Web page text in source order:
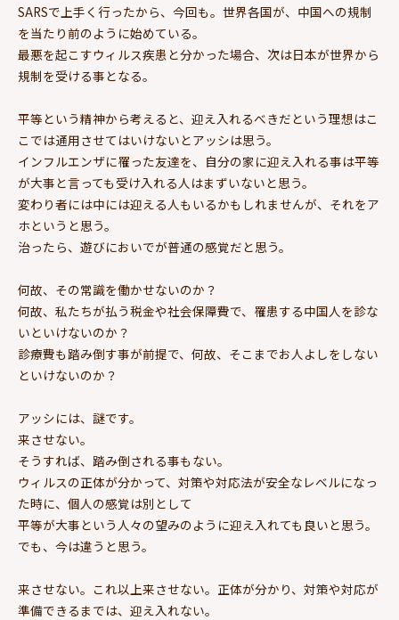
SARSで上手く行ったから、今回も。世界各国が、中国への規制
を当たり前のように始めている。
最悪を起こすウィルス疾患と分かった場合、次は日本が世界から
規制を受ける事となる。
平等という精神から考えると、迎え入れるべきだという理想はこ
こでは通用させてはいけないとアッシは思う。
インフルエンザに罹った友達を、自分の家に迎え入れる事は平等
が大事と言っても受け入れる人はまずいないと思う。
変わり者には中には迎える人もいるかもしれませんが、それをア
ホというと思う。
治ったら、遊びにおいでが普通の感覚だと思う。
何故、その常識を働かせないのか？
何故、私たちが払う税金や社会保障費で、罹患する中国人を診な
いといけないのか？
診療費も踏み倒す事が前提で、何故、そこまでお人よしをしない
といけないのか？
アッシには、謎です。
来させない。
そうすれば、踏み倒される事もない。
ウィルスの正体が分かって、対策や対応法が安全なレベルになっ
た時に、個人の感覚は別として
平等が大事という人々の望みのように迎え入れても良いと思う。
でも、今は違うと思う。
来させない。これ以上来させない。正体が分かり、対策や対応が
準備できるまでは、迎え入れない。